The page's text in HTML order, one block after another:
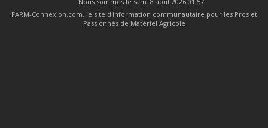
FARM-Connexion.com, le site d'information communautaire pour les Pros et
Passionnés de Matériel Agricole